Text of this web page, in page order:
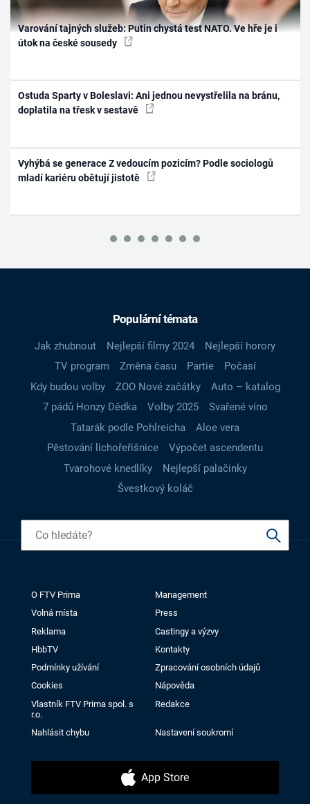
Varování tajných služeb: Putin chystá test NATO. Ve hře je i
útok na české sousedy
Ostuda Sparty v Boleslavi: Ani jednou nevystřelila na bránu,
doplatila na třesk v sestavě
Vyhýbá se generace Z vedoucím pozicím? Podle sociologů
mladí kariéru obětují jistotě
Populární témata
Jak zhubnout Nejlepší filmy 2024
Nejlepší horory
TV program
Změna času Partie
Počasí
Kdy budou volby
ZOO Nové začátky
Auto – katalog
7 pádů Honzy Dědka
Volby 2025
Svařené víno
Tatarák podle Pohlreicha
Aloe vera
Pěstování lichořeřišnice
Výpočet ascendentu
Tvarohové knedlíky
Nejlepší palačinky
Švestkový koláč
O FTV Prima
Management
Volná místa
Press
Reklama
Castingy a výzvy
HbbTV
Kontakty
Podmínky užívání
Zpracování osobních údajů
Cookies
Nápověda
Vlastník FTV Prima spol. s
r.o.
Redakce
Nahlásit chybu Nastavení soukromí
App Store